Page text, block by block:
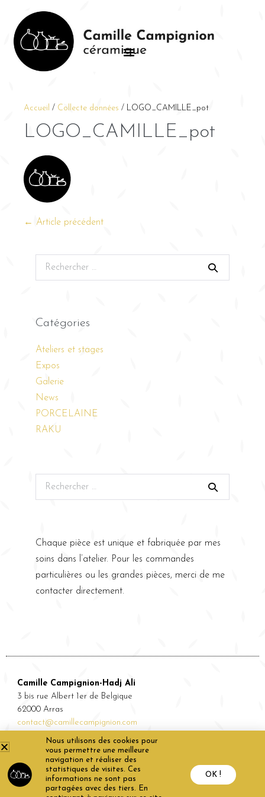
Accueil / Collecte données / LOGO_CAMILLE_pot
LOGO_CAMILLE_pot
← Article précédent
Catégories
Ateliers et stages
Expos
Galerie
News
PORCELAINE
RAKU
Chaque pièce est unique et fabriquée par mes
soins dans l’atelier. Pour les commandes
particulières ou les grandes pièces, merci de me
contacter directement.
Camille Campignion-Hadj Ali
3 bis rue Albert 1er de Belgique
62000 Arras
contact@camillecampignion.com
Suivez-moi sur
Nous utilisons des cookies pour
vous permettre une meilleure
navigation et réaliser des
statistiques de visites. Ces
informations ne sont pas
partagées avec des tiers. En
OK !